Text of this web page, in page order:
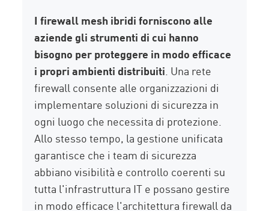
I firewall mesh ibridi forniscono alle
aziende gli strumenti di cui hanno
bisogno per proteggere in modo efficace
i propri ambienti distribuiti. Una rete
firewall consente alle organizzazioni di
implementare soluzioni di sicurezza in
ogni luogo che necessita di protezione.
Allo stesso tempo, la gestione unificata
garantisce che i team di sicurezza
abbiano visibilità e controllo coerenti su
tutta l'infrastruttura IT e possano gestire
in modo efficace l'architettura firewall da